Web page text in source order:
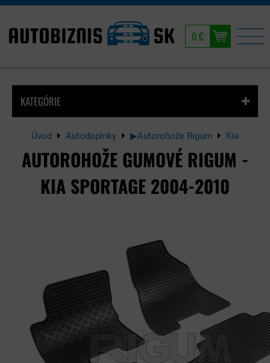
0 €
KATEGÓRIE
Úvod Autodoplnky ▶Autorohože Rigum Kia
AUTOROHOŽE GUMOVÉ RIGUM -
KIA SPORTAGE 2004-2010